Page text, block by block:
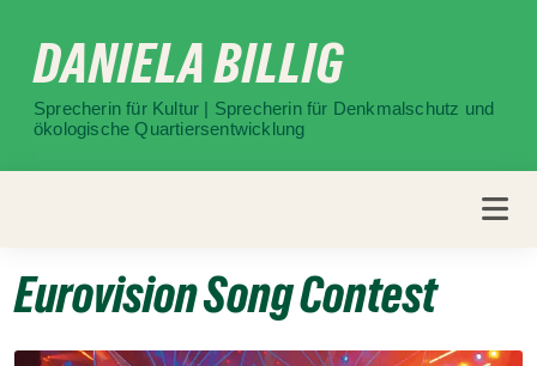
zum
InhaltDANIELA BILLIG
Sprecherin für Kultur | Sprecherin für Denkmalschutz und
ökologische Quartiersentwicklung
Eurovision Song Contest